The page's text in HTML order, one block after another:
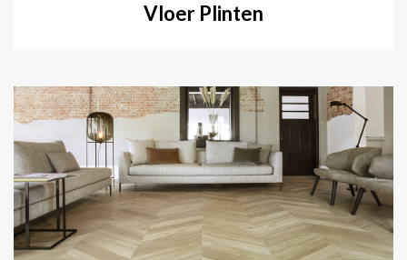
Vloer Plinten